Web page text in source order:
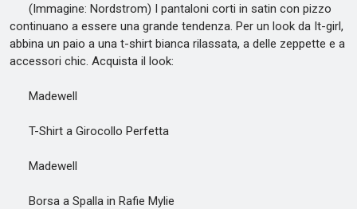
(Immagine: Nordstrom) I pantaloni corti in satin con pizzo
continuano a essere una grande tendenza. Per un look da It-girl,
abbina un paio a una t-shirt bianca rilassata, a delle zeppette e a
accessori chic. Acquista il look:
Madewell
T-Shirt a Girocollo Perfetta
Madewell
Borsa a Spalla in Rafie Mylie